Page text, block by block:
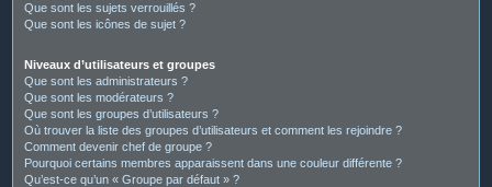
Que sont les sujets verrouillés ?
Que sont les icônes de sujet ?
Niveaux d’utilisateurs et groupes
Que sont les administrateurs ?
Que sont les modérateurs ?
Que sont les groupes d’utilisateurs ?
Où trouver la liste des groupes d’utilisateurs et comment les rejoindre ?
Comment devenir chef de groupe ?
Pourquoi certains membres apparaissent dans une couleur différente ?
Qu’est-ce qu’un « Groupe par défaut » ?